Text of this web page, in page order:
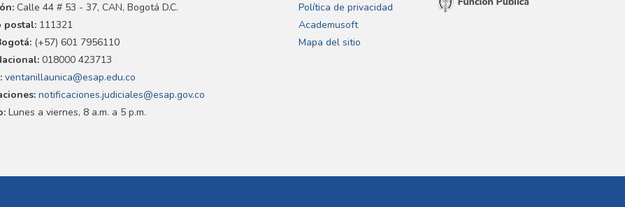
Calle 44 # 53 - 37, CAN, Bogotá D.C.
postal: 111321
(+57) 601 7956110
018000 423713
ventanillaunica@esap.edu.co
notificaciones.judiciales@esap.gov.co
Lunes a viernes, 8 a.m. a 5 p.m.
Política de privacidad
Academusoft
Mapa del sitio